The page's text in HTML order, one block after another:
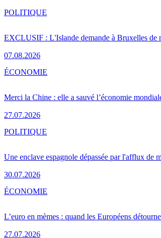
EXCLUSIF : L'Islande demande à Bruxelles de
07.08.2026
POLITIQUE
Merci la Chine : elle a sauvé l’économie
27.07.2026
ÉCONOMIE
Une enclave espagnole dépassée par l'afflux de
30.07.2026
POLITIQUE
L’euro en mèmes : quand les Européens
27.07.2026
ÉCONOMIE